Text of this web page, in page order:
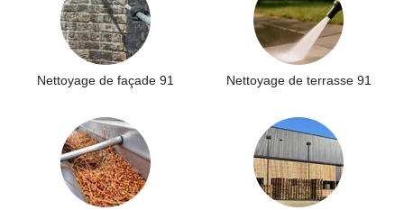
Nettoyage de façade 91 Nettoyage de terrasse 91